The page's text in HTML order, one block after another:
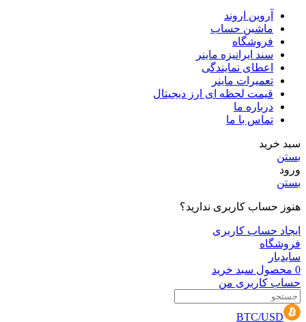
آروین اروند
ماشین حساب
فروشگاه
سند ایرانیزه ماینر
اعطای نمایندگی
تعمیرات ماینر
قیمت لحظه ای ارز دیجیتال
درباره ما
تماس با ما
سبد خرید
بستن
ورود
بستن
هنوز حساب کاربری ندارید؟
ایجاد حساب کاربری
فروشگاه
سایدبار
0 محصول سبد خرید
حساب کاربری من
BTC/USD